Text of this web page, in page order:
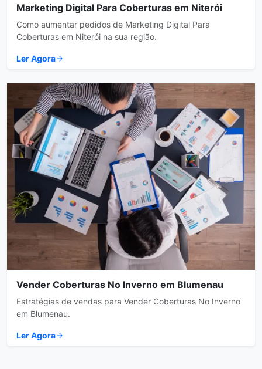
Marketing Digital Para Coberturas em Niterói
Como aumentar pedidos de Marketing Digital Para
Coberturas em Niterói na sua região.
Ler Agora
Vender Coberturas No Inverno em Blumenau
Estratégias de vendas para Vender Coberturas No Inverno
em Blumenau.
Ler Agora